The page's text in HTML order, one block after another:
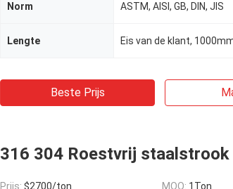
Norm ASTM, AISI, GB, DIN, JIS
Lengte
Beste Prijs
316 304 Roestvrij staalstrook
Prijs: $2700/ton MOQ: 1Ton